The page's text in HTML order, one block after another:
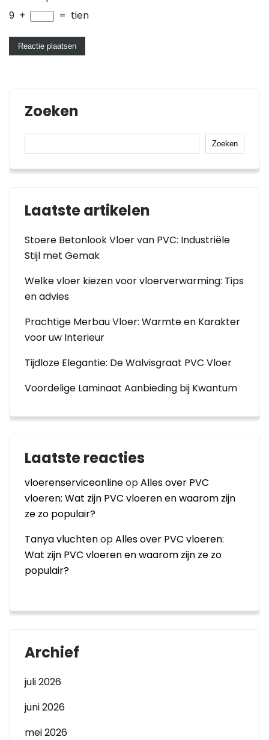
9 + = tien
Zoeken
Zoeken
Laatste artikelen
Stoere Betonlook Vloer van PVC: Industriële
Stijl met Gemak
Welke vloer kiezen voor vloerverwarming: Tips
en advies
Prachtige Merbau Vloer: Warmte en Karakter
voor uw Interieur
Tijdloze Elegantie: De Walvisgraat PVC Vloer
Voordelige Laminaat Aanbieding bij Kwantum
Laatste reacties
vloerenserviceonlineopAlles over PVC
vloeren: Wat zijn PVC vloeren en waarom zijn
ze zo populair?
Tanya vluchtenopAlles over PVC vloeren:
Wat zijn PVC vloeren en waarom zijn ze zo
populair?
Archief
juli 2026
juni 2026
mei 2026